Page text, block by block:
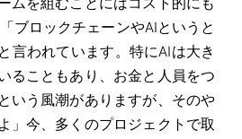
ブロックチェーンやAIというと
言われています。特にAIは大き
ることもあり、お金と人員をつ
いう風潮がありますが、そのや
」今、多くのプロジェクトで取